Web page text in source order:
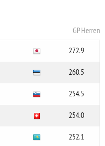
GP Herren
272.9
260.5
254.5
254.0
252.1